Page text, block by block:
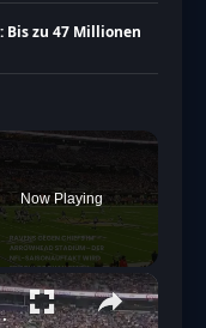
Bis zu 47 Millionen
Now Playing
NFL-Saisonauftakt